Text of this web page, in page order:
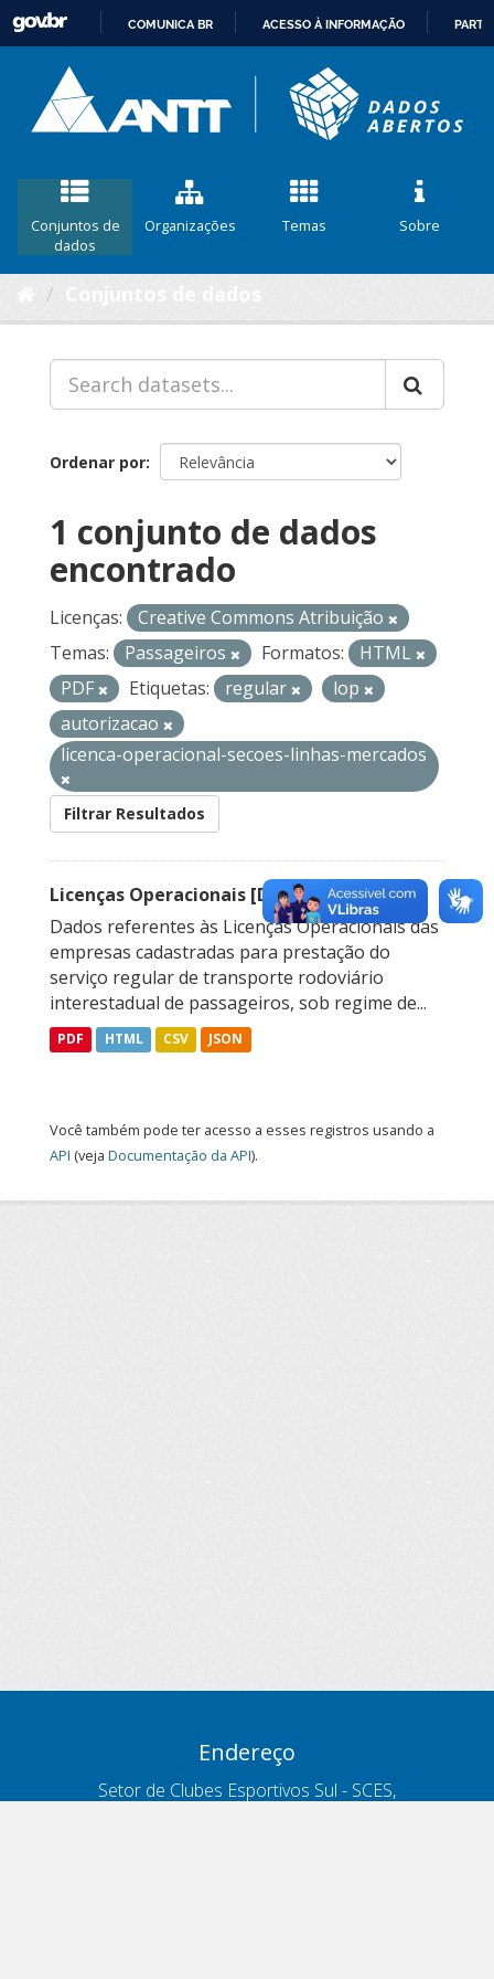
CONTEÚDO
COMUNICA BR ACESSO À INFORMAÇÃO
Conjuntos de
dados
Organizações Temas Sobre
Ordenar por
1 conjunto de dados
encontrado
Licenças:
Creative Commons Atribuição
Temas:
Passageiros Formatos:
HTML
PDF
Etiquetas: regular
lop
autorizacao
licenca-operacional-secoes-linhas-mercados
Filtrar Resultados
Licenças Operacionais [Descontinuado]
Dados referentes às Licenças Operacionais das
empresas cadastradas para prestação do
serviço regular de transporte rodoviário
interestadual de passageiros, sob regime de...
PDF HTML CSV JSON
Você também pode ter acesso a esses registros usando a
API (veja Documentação da API).
Endereço
Setor de Clubes Esportivos Sul - SCES,